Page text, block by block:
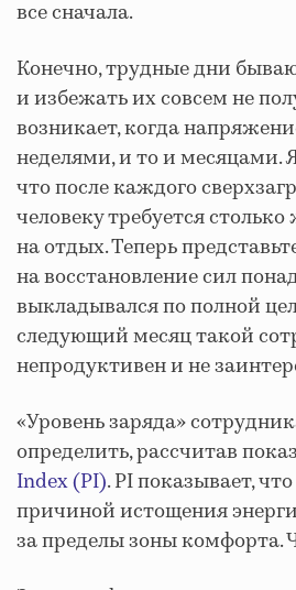
все сначала.
Конечно, трудные дни
и избежать их совсем не
возникает, когда
неделями, и то и месяцами.
что после каждого
человеку требуется
на отдых. Теперь
на восстановление сил
выкладывался по полной
следующий месяц такой
непродуктивен и не
«Уровень заряда»
определить, рассчитав
Index (PI). PI показывает,
причиной истощения
за пределы зоны комфорта.